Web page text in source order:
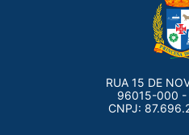
RUA 15 DE
96015-000 -
CNPJ: